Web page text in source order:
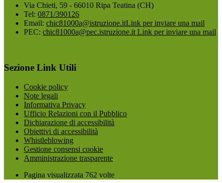
Via Chieti, 59 - 66010 Ripa Teatina (CH)
Tel: 0871/390126
Email: chic81000a@istruzione.itLink per inviare una mail
PEC: chic81000a@pec.istruzione.it Link per inviare una mail
Sezione Link Utili
Cookie policy
Note legali
Informativa Privacy
Ufficio Relazioni con il Pubblico
Dichiarazione di accessibilità
Obiettivi di accessibilità
Whistleblowing
Gestione consensi cookie
Amministrazione trasparente
Pagina visualizzata 762 volte